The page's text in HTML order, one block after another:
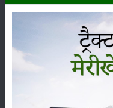
फूल आने और फली बनने के चरण में
उपज में सुधार के लिए दो हल्की
की गुणवत्ता पर विपरीत प्रभाव
खरपतवार नियंत्रण
खरपतवारों से फसल को मुक्त रखने के
25-30 दिन पर और दूसरी बार 45-